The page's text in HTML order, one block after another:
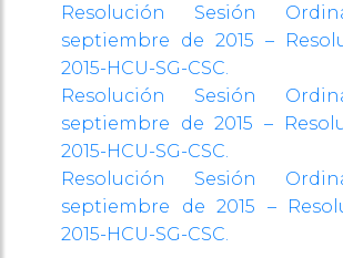
Resolución Sesión
septiembre de 2015 –
2015-HCU-SG-CSC.
Resolución Sesión
septiembre de 2015 –
2015-HCU-SG-CSC.
Resolución Sesión
septiembre de 2015 –
2015-HCU-SG-CSC.